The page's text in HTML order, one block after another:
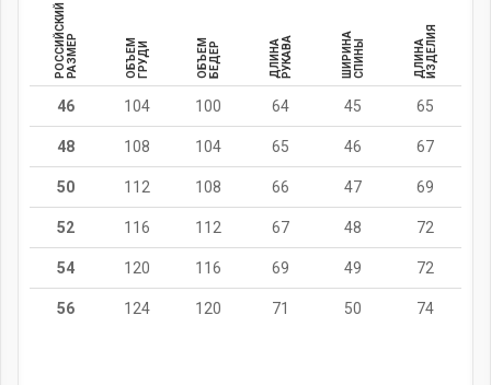
РОССИЙСКИЙРАЗМЕР ОБЪЕМГРУДИ ОБЪЕМБЕДЕР ДЛИНАРУКАВА ШИРИНАСПИНЫ ДЛИНАИЗДЕЛИЯ
46 104 100 64 45 65
48 108 104 65 46 67
50 112 108 66 47 69
52 116 112 67 48 72
54 120 116 69 49 72
56 124 120 71 50 74